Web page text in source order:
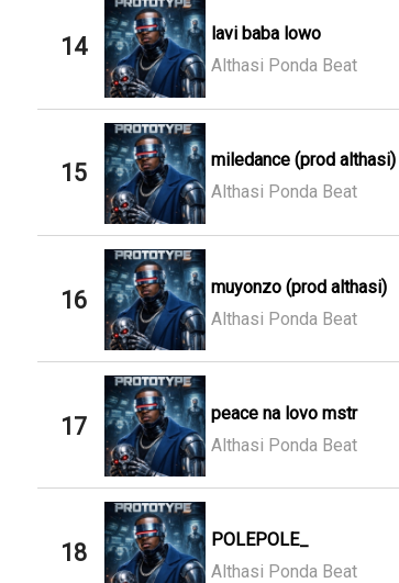
14
lavi baba lowo
Althasi Ponda Beat
15
miledance (prod althasi)
Althasi Ponda Beat
16
muyonzo (prod althasi)
Althasi Ponda Beat
17
peace na lovo mstr
Althasi Ponda Beat
18
POLEPOLE_
Althasi Ponda Beat